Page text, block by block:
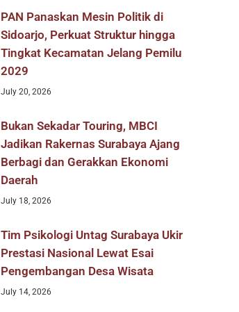
PAN Panaskan Mesin Politik di
Sidoarjo, Perkuat Struktur hingga
Tingkat Kecamatan Jelang Pemilu
2029
July 20, 2026
Bukan Sekadar Touring, MBCI
Jadikan Rakernas Surabaya Ajang
Berbagi dan Gerakkan Ekonomi
Daerah
July 18, 2026
Tim Psikologi Untag Surabaya Ukir
Prestasi Nasional Lewat Esai
Pengembangan Desa Wisata
July 14, 2026